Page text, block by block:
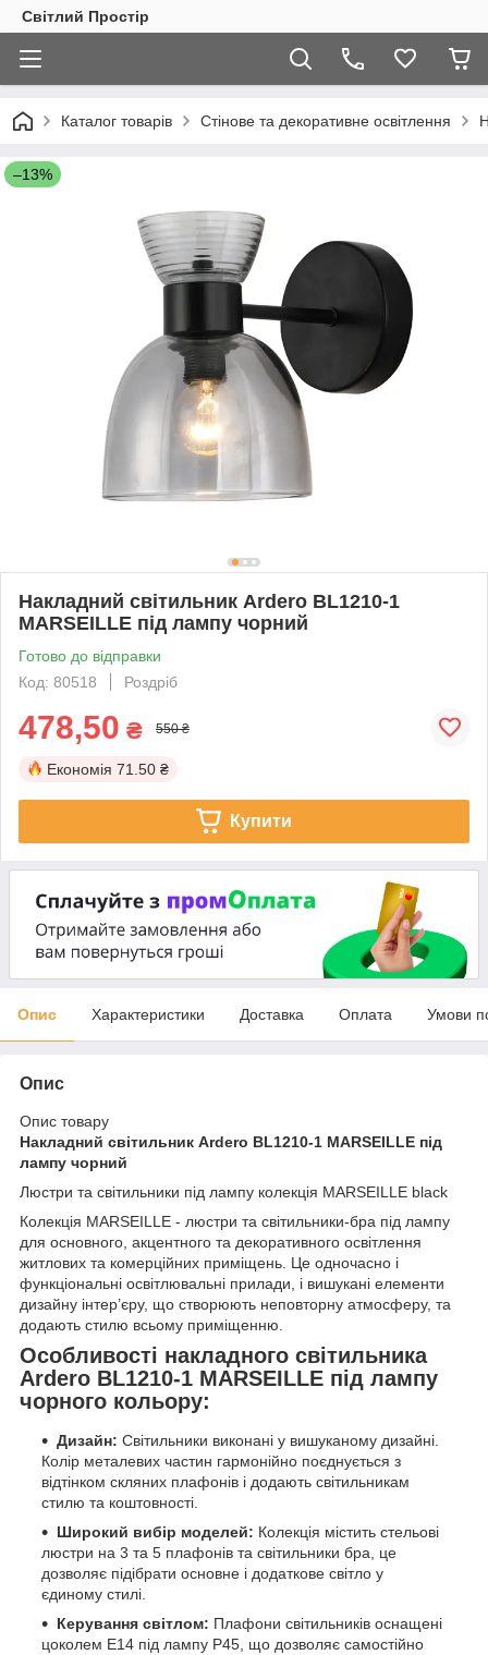
Світлий Простір
Каталог товарів Стінове та декоративне освітлення
–13%
Накладний світильник Ardero BL1210-1
MARSEILLE під лампу чорний
Готово до відправки
Код: 80518
Роздріб
478,50 ₴ 550 ₴
Економія 71.50 ₴
Купити
Опис Характеристики Доставка Оплата Умови
Опис
Опис товару
Накладний світильник Ardero BL1210-1 MARSEILLE під
лампу чорний
Люстри та світильники під лампу колекція MARSEILLE black
Колекція MARSEILLE - люстри та світильники-бра під лампу
для основного, акцентного та декоративного освітлення
житлових та комерційних приміщень. Це одночасно і
функціональні освітлювальні прилади, і вишукані елементи
дизайну інтер’єру, що створюють неповторну атмосферу, та
додають стилю всьому приміщенню.
Особливості накладного світильника
Ardero BL1210-1 MARSEILLE під лампу
чорного кольору:
Дизайн: Світильники виконані у вишуканому дизайні.
Колір металевих частин гармонійно поєднується з
відтінком скляних плафонів і додають світильникам
стилю та коштовності.
Широкий вибір моделей: Колекція містить стельові
люстри на 3 та 5 плафонів та світильники бра, це
дозволяє підібрати основне і додаткове світло у
єдиному стилі.
Керування світлом: Плафони світильників оснащені
цоколем Е14 під лампу Р45, що дозволяє самостійно